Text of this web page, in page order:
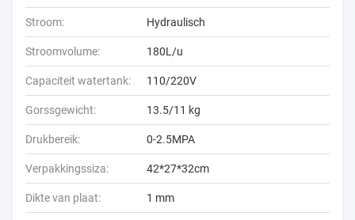
Stroom: Hydraulisch
Stroomvolume: 180L/u
Capaciteit watertank: 110/220V
Gorssgewicht: 13.5/11 kg
Drukbereik: 0-2.5MPA
Verpakkingssiza: 42*27*32cm
Dikte van plaat: 1 mm